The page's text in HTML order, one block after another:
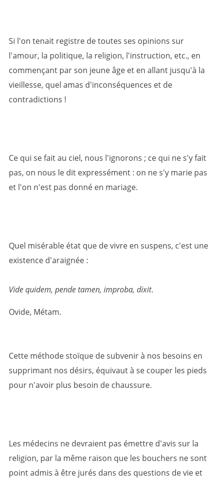
Si l'on tenait registre de toutes ses opinions sur
l'amour, la politique, la religion, l'instruction, etc., en
commençant par son jeune âge et en allant jusqu'à la
vieillesse, quel amas d'inconséquences et de
contradictions !
Ce qui se fait au ciel, nous l'ignorons ; ce qui ne s'y fait
pas, on nous le dit expressément : on ne s'y marie pas
et l'on n'est pas donné en mariage.
Quel misérable état que de vivre en suspens, c'est une
existence d'araignée :
Vide quidem, pende tamen, improba, dixit.
Ovide, Métam.
Cette méthode stoïque de subvenir à nos besoins en
supprimant nos désirs, équivaut à se couper les pieds
pour n'avoir plus besoin de chaussure.
Les médecins ne devraient pas émettre d'avis sur la
religion, par la même raison que les bouchers ne sont
point admis à être jurés dans des questions de vie et